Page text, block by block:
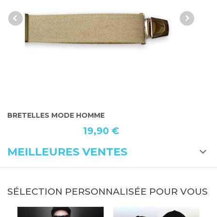
BRETELLES MODE HOMME
19,90 €
MEILLEURES VENTES
SÉLECTION PERSONNALISÉE POUR VOUS